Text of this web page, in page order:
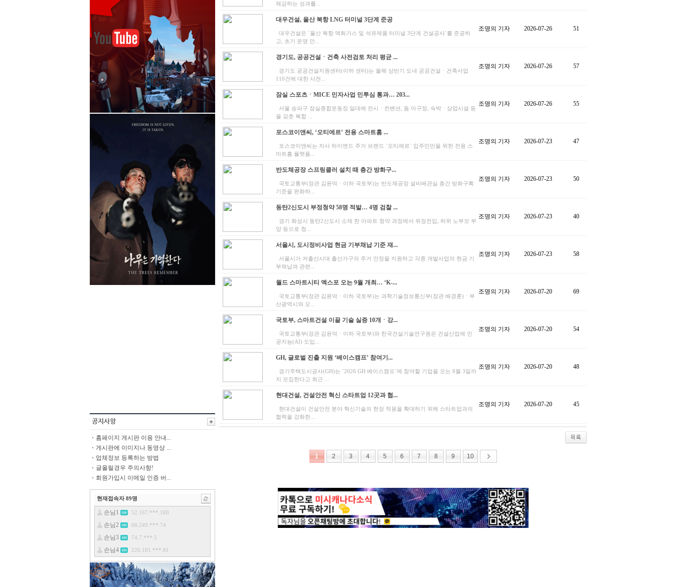
홈페이지 게시판 이용 안내...
게시판에 이미지나 동영상 ...
업체정보 등록하는 방법
글올릴경우 주의사항!
회원가입시 이메일 인증 버...
현재접속자 89명
체감하는 성과를...
대우건설, 울산 북항 LNG 터미널 3단계 준공
대우건설은 `울산 북항 액화가스 및 석유제품 터미널 3단계 건설공사`를 준공하
고, 초기 운영 안...
조명의 기자 2026-07-26 51
경기도, 공공건설ㆍ건축 사전검토 처리 평균 ...
경기도 공공건설지원센터(이하 센터)는 올해 상반기 도내 공공건설ㆍ건축사업
110건에 대한 사전...
조명의 기자 2026-07-26 57
잠실 스포츠ㆍMICE 민자사업 민투심 통과… 203...
서울 송파구 잠실종합운동장 일대에 전시ㆍ컨벤션, 돔 아구장, 숙박ㆍ상업시설 등
을 갖춘 복합 ...
조명의 기자 2026-07-26 55
포스코이앤씨, ‘오티에르’ 전용 스마트홈 ...
포스코이앤씨는 자사 하이엔드 주거 브랜드 `오티에르` 입주민만을 위한 전용 스
마트홈 플랫폼...
조명의 기자 2026-07-23 47
반도체공장 스프링클러 설치 때 층간 방화구...
국토교통부(장관 김윤덕ㆍ이하 국토부)는 반도체공장 설비배관실 층간 방화구획
기준을 완화하...
조명의 기자 2026-07-23 50
동탄2신도시 부정청약 58명 적발… 4명 검찰 ...
경기 화성시 동탄2신도시 소재 한 아파트 청약 과정에서 위장전입, 허위 노부모 부
양 등으로 청...
조명의 기자 2026-07-23 40
서울시, 도시정비사업 현금 기부채납 기준 재...
서울시가 저출산시대 출산가구의 주거 안정을 지원하고 각종 개발사업의 현금 기
부채납과 관련...
조명의 기자 2026-07-23 58
월드 스마트시티 엑스포 오는 9월 개최… ‘K-...
국토교통부(장관 김윤덕ㆍ이하 국토부)는 과학기술정보통신부(장관 배경훈)ㆍ부
산광역시와 오...
조명의 기자 2026-07-20 69
국토부, 스마트건설 이끌 기술 실증 10개ㆍ강...
국토교통부(장관 김윤덕ㆍ이하 국토부)와 한국건설기술연구원은 건설산업에 인
공지능(AI) 도입...
조명의 기자 2026-07-20 54
GH, 글로벌 진출 지원 ‘베이스캠프’ 참여기...
경기주택도시공사(GH)는 `2026 GH 베이스캠프`에 참여할 기업을 오는 8월 3일까
지 모집한다고 최근 ...
조명의 기자 2026-07-20 48
현대건설, 건설안전 혁신 스타트업 12곳과 협...
현대건설이 건설안전 분야 혁신기술의 현장 적용을 확대하기 위해 스타트업과의
협력을 강화한...
조명의 기자 2026-07-20 45
1 2 3 4 5 6 7 8 9 10